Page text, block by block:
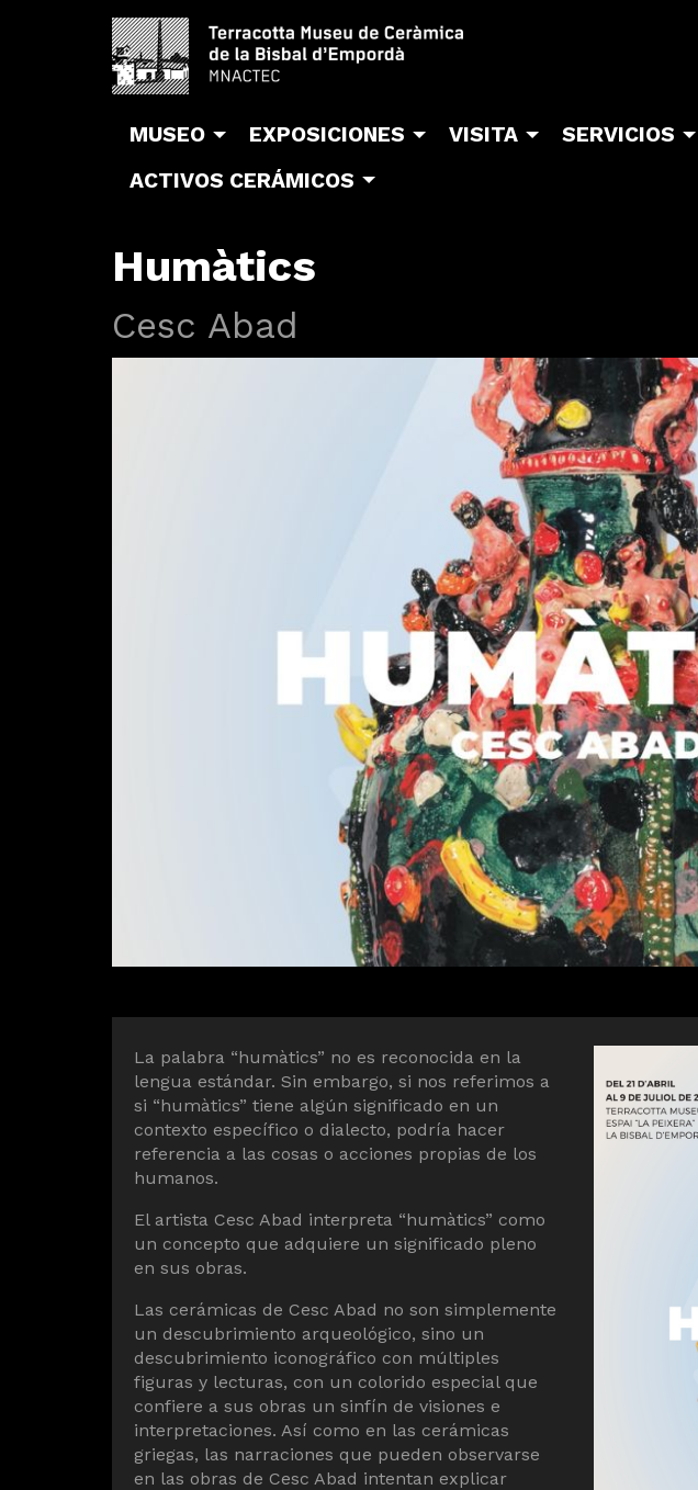
MUSEO EXPOSICIONES VISITA SERVICIOS
ACTIVOS CERÁMICOS
Humàtics
Cesc Abad
La palabra “humàtics” no es reconocida en la
lengua estándar. Sin embargo, si nos referimos a
si “humàtics” tiene algún significado en un
contexto específico o dialecto, podría hacer
referencia a las cosas o acciones propias de los
humanos.
El artista Cesc Abad interpreta “humàtics” como
un concepto que adquiere un significado pleno
en sus obras.
Las cerámicas de Cesc Abad no son simplemente
un descubrimiento arqueológico, sino un
descubrimiento iconográfico con múltiples
figuras y lecturas, con un colorido especial que
confiere a sus obras un sinfín de visiones e
interpretaciones. Así como en las cerámicas
griegas, las narraciones que pueden observarse
en las obras de Cesc Abad intentan explicar